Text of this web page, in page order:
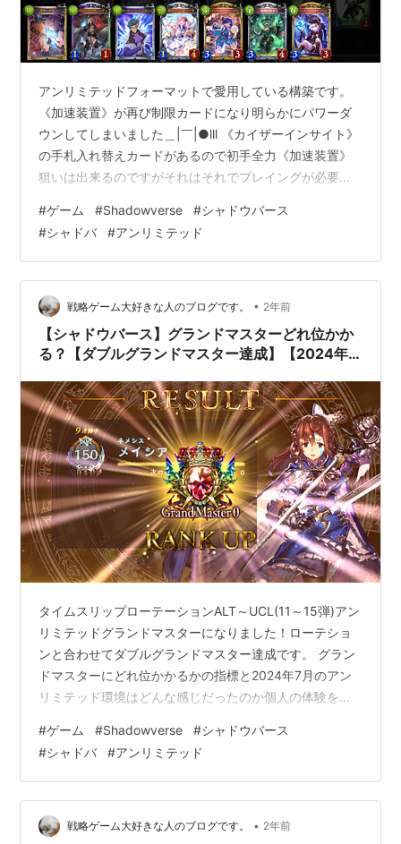
アンリミテッドフォーマットで愛用している構築です。
《加速装置》が再び制限カードになり明らかにパワーダ
ウンしてしまいました＿|￣|●lll 《カイザーインサイト》
の手札入れ替えカードがあるので初手全力《加速装置》
狙いは出来るのですがそれはそれでプレイングが必要で
ています。
#ゲーム #Shadowverse #シャドウバース
#シャドバ #アンリミテッド
戦略ゲーム大好きな人のブログです。 • 2年前
【シャドウバース】グランドマスターどれ位かか
る？【ダブルグランドマスター達成】【2024年7
タイムスリップローテーションALT～UCL(11～15弾)アン
リミテッドグランドマスターになりました！ローテショ
ンと合わせてダブルグランドマスター達成です。 グラン
ドマスターにどれ位かかるかの指標と2024年7月のアン
リミテッド環境はどんな感じだったのか個人の体験をも
#ゲーム #Shadowverse #シャドウバース
#シャドバ #アンリミテッド
戦略ゲーム大好きな人のブログです。 • 2年前